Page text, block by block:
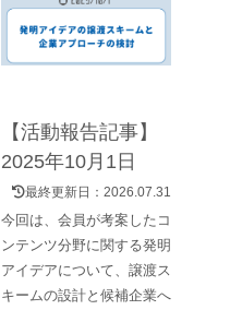
【活動報告記事】
2025年10月1日
最終更新日： 2026.07.31
今回は、会員が考案したコ
ンテンツ分野に関する発明
アイデアについて、譲渡ス
キームの設計と候補企業へ